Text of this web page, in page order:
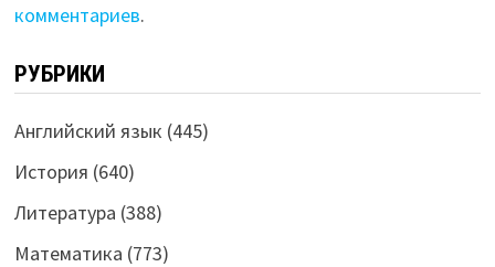
комментариев.
РУБРИКИ
Английский язык (445)
История (640)
Литература (388)
Математика (773)